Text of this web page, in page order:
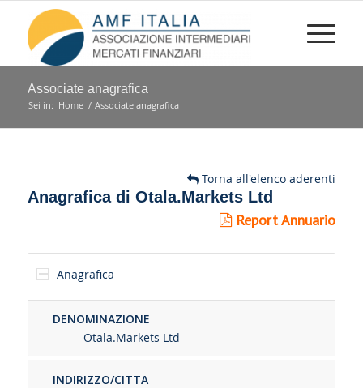
Associate anagrafica
Sei in: Home / Associate anagrafica
Torna all'elenco aderenti
Anagrafica di Otala.Markets Ltd
Report Annuario
Anagrafica
DENOMINAZIONE
Otala.Markets Ltd
INDIRIZZO/CITTA